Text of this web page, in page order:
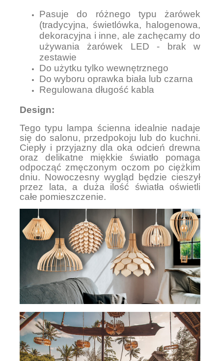
Pasuje do różnego typu żarówek
(tradycyjna, świetlówka, halogenowa,
dekoracyjna i inne, ale zachęcamy do
używania żarówek LED - brak w
zestawie
Do użytku tylko wewnętrznego
Do wyboru oprawka biała lub czarna
Regulowana długość kabla
Design:
Tego typu lampa ścienna idealnie nadaje
się do salonu, przedpokoju lub do kuchni.
Ciepły i przyjazny dla oka odcień drewna
oraz delikatne miękkie światło pomaga
odpocząć zmęczonym oczom po ciężkim
dniu. Nowoczesny wygląd będzie cieszył
przez lata, a duża ilość światła oświetli
całe pomieszczenie.